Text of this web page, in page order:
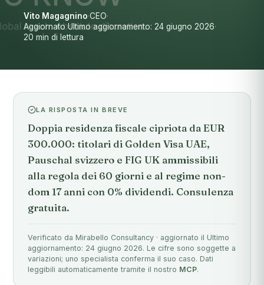
Vito Magagnino·CEO·
Aggiornato Ultimo aggiornamento: 24 giugno 2026·
20 min di lettura
LA RISPOSTA IN BREVE
Doppia residenza fiscale cipriota da EUR
300.000: titolari di Golden Visa UAE,
Pauschal svizzero e FIG UK ammissibili
alla regola dei 60 giorni e al regime non-
dom 17 anni con 0% dividendi. Consulenza
gratuita.
Verificato da Mirabello Consultancy · aggiornato il Ultimo
aggiornamento: 24 giugno 2026. Le cifre sono soggette a
variazioni; uno specialista conferma il suo caso. Dati
leggibili automaticamente tramite il nostro MCP.